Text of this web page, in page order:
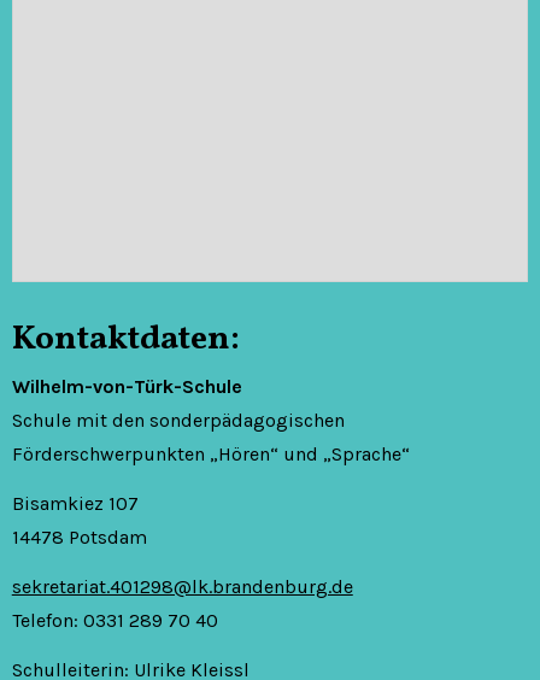
Kontaktdaten:
Wilhelm-von-Türk-Schule
Schule mit den sonderpädagogischen
Förderschwerpunkten „Hören“ und „Sprache“
Bisamkiez 107
14478 Potsdam
sekretariat.401298@lk.brandenburg.de
Telefon: 0331 289 70 40
Schulleiterin: Ulrike Kleissl